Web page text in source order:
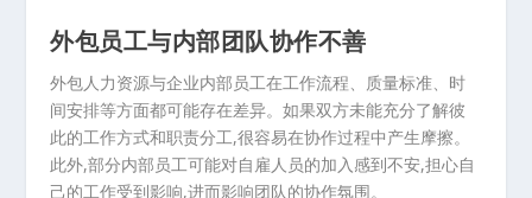
外包员工与内部团队协作不善
外包人力资源与企业内部员工在工作流程、质量标准、时
间安排等方面都可能存在差异。如果双方未能充分了解彼
此的工作方式和职责分工,很容易在协作过程中产生摩擦。
此外,部分内部员工可能对自雇人员的加入感到不安,担心自
己的工作受到影响,进而影响团队的协作氛围。